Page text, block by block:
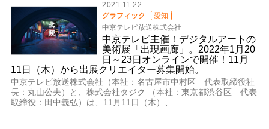
2021.11.22
グラフィック
愛知
中京テレビ放送株式会社
中京テレビ主催！デジタルアートの
美術展「出現画廊」。2022年1月20
日～23日オンラインで開催！11月
11日（木）から出展クリエイター募集開始。
中京テレビ放送株式会社（本社：名古屋市中村区 代表取締役社
長：丸山公夫）と、株式会社タジク （本社：東京都渋谷区 代表
取締役：田中義弘）は、11月11日（木）、